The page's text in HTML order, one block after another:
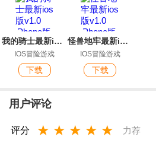
我的骑士最新ios版
IOS冒险游戏
下载
怪兽地牢最新ios版
IOS冒险游戏
下载
用户评论
评分 ★ ★ ★ ★ ★ 力荐